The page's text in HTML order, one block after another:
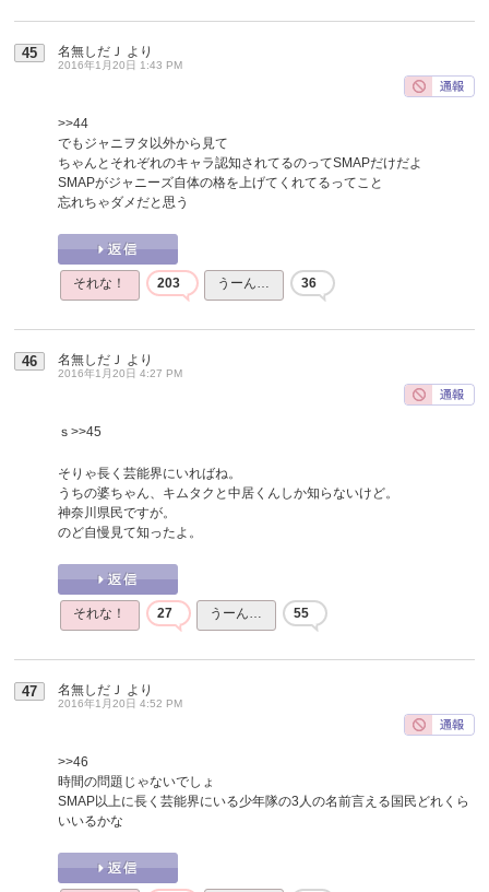
45 名無しだＪ より
2016年1月20日 1:43 PM
>>44
でもジャニヲタ以外から見て
ちゃんとそれぞれのキャラ認知されてるのってSMAPだけだよ
SMAPがジャニーズ自体の格を上げてくれてるってこと
忘れちゃダメだと思う
それな！ 203 うーん… 36
46 名無しだＪ より
2016年1月20日 4:27 PM
ｓ >>45
そりゃ長く芸能界にいればね。
うちの婆ちゃん、キムタクと中居くんしか知らないけど。
神奈川県民ですが。
のど自慢見て知ったよ。
それな！ 27 うーん… 55
47 名無しだＪ より
2016年1月20日 4:52 PM
>>46
時間の問題じゃないでしょ
SMAP以上に長く芸能界にいる少年隊の3人の名前言える国民どれくら
いいるかな